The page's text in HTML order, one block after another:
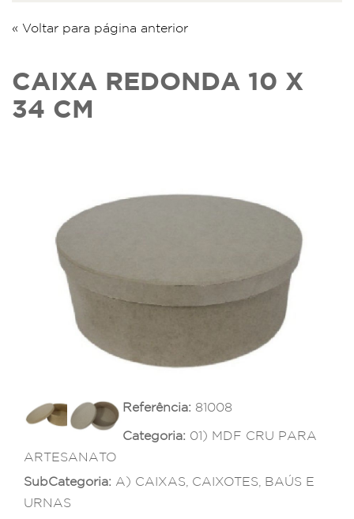
« Voltar para página anterior
CAIXA REDONDA 10 X
34 CM
Referência: 81008
Categoria: 01) MDF CRU PARA
ARTESANATO
SubCategoria: A) CAIXAS, CAIXOTES, BAÚS E
URNAS